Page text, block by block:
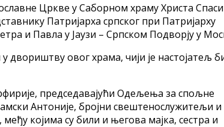
Цркве у Саборном храму Христа
Патријарха српског при Патријарху
и Павла у Јаузи – Српском Подворју у
овог храма, чији је настојатељ
председавајући Одељења за спољне
Антоније, бројни свештенослужитељи и
којима су били и његова мајка, сестра и